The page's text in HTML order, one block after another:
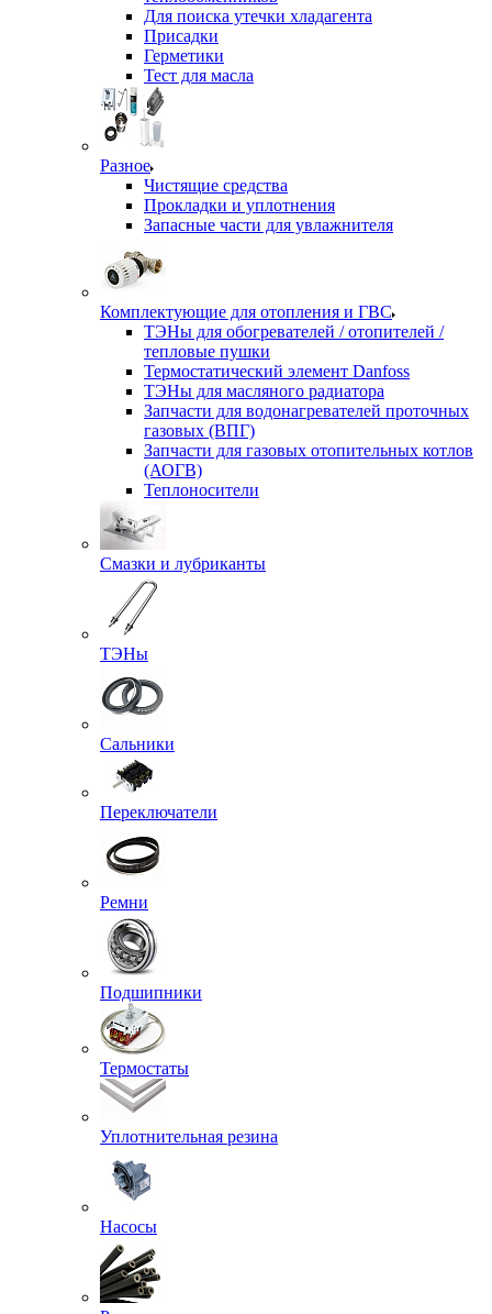
Для поиска утечки хладагента
Присадки
Герметики
Тест для масла
Разное
Чистящие средства
Прокладки и уплотнения
Запасные части для увлажнителя
Комплектующие для отопления и ГВС
ТЭНы для обогревателей / отопителей /
тепловые пушки
Термостатический элемент Danfoss
ТЭНы для масляного радиатора
Запчасти для водонагревателей проточных
газовых (ВПГ)
Запчасти для газовых отопительных котлов
(АОГВ)
Теплоносители
Смазки и лубриканты
ТЭНы
Сальники
Переключатели
Ремни
Подшипники
Термостаты
Уплотнительная резина
Насосы